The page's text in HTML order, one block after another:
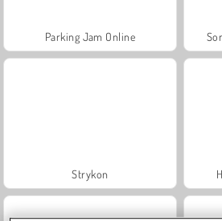
Parking Jam Online
Strykon